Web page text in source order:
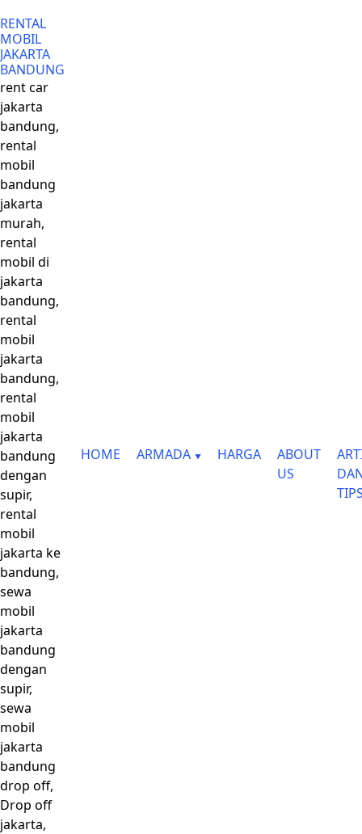
RENTAL
MOBIL
JAKARTA
BANDUNG
rent car
jakarta
bandung,
rental
mobil
bandung
jakarta
murah,
rental
mobil di
jakarta
bandung,
rental
mobil
jakarta
bandung,
rental
mobil
jakarta
bandung
dengan
supir,
rental
mobil
jakarta ke
bandung,
sewa
mobil
jakarta
bandung
dengan
supir,
sewa
mobil
jakarta
bandung
drop off,
Drop off
jakarta,
HOME ARMADA HARGA
ABOUT
US